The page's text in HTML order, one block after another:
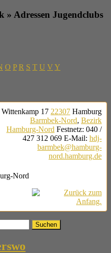
» Adressen Jugendclubs
O P R S T U V Y
Wittenkamp 17 22307 Hamburg
Barmbek-Nord, Bezirk
Hamburg-Nord Festnetz: 040 /
427 312 069 E-Mail: hdj-
barmbek@hamburg-
nord.hamburg.de
Nord